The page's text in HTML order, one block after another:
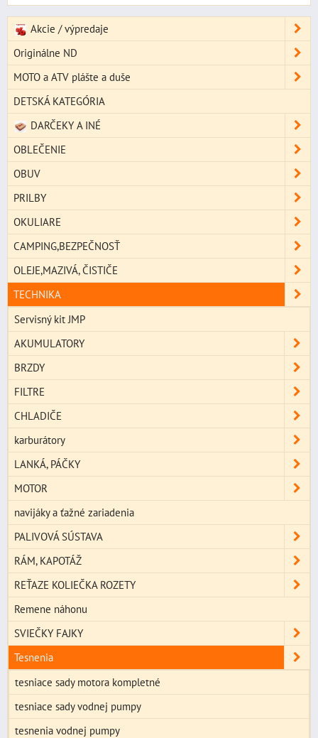
Akcie / výpredaje
Originálne ND
MOTO a ATV plášte a duše
DETSKÁ KATEGÓRIA
DARČEKY A INÉ
OBLEČENIE
OBUV
PRILBY
OKULIARE
CAMPING,BEZPEČNOSŤ
OLEJE,MAZIVÁ, ČISTIČE
TECHNIKA
Servisný kit JMP
AKUMULATORY
BRZDY
FILTRE
CHLADIČE
karburátory
LANKÁ, PÁČKY
MOTOR
navijáky a ťažné zariadenia
PALIVOVÁ SÚSTAVA
RÁM, KAPOTÁŽ
REŤAZE KOLIEČKA ROZETY
Remene náhonu
SVIEČKY FAJKY
Tesnenia
tesniace sady motora kompletné
tesniace sady vodnej pumpy
tesnenia vodnej pumpy